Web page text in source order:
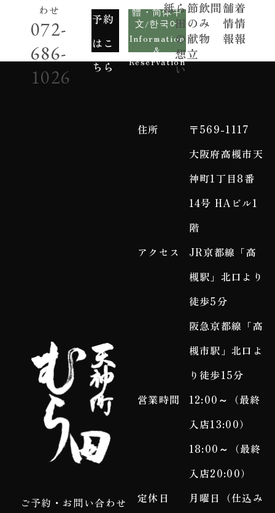
わせ
072-
686-
1026
予約
はこ
ちら
體・简体中
文/한국어
Information
&
Reservation
紙ら
田
の
想
い
節
の
献
立
飲
み
物
間舗
情
報
着
情
報
ご予約・お問い合わせ
住所
〒569-1117
大阪府高槻市天
神町1丁目8番
14号 HAビル1
階
アクセス
JR京都線「高
槻駅」北口より
徒歩5分
阪急京都線「高
槻市駅」北口よ
り徒歩15分
営業時間
12:00～（最終
入店13:00）
18:00～（最終
入店20:00）
定休日
月曜日（仕込み